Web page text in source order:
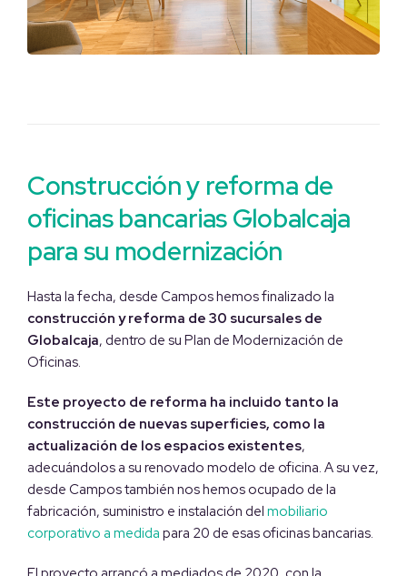
Construcción y reforma de
oficinas bancarias Globalcaja
para su modernización
Hasta la fecha, desde Campos hemos finalizado la
construcción y reforma de 30 sucursales de
Globalcaja, dentro de su Plan de Modernización de
Oficinas.
Este proyecto de reforma ha incluido tanto la
construcción de nuevas superficies, como la
actualización de los espacios existentes,
adecuándolos a su renovado modelo de oficina. A su vez,
desde Campos también nos hemos ocupado de la
fabricación, suministro e instalación del mobiliario
corporativo a medida para 20 de esas oficinas bancarias.